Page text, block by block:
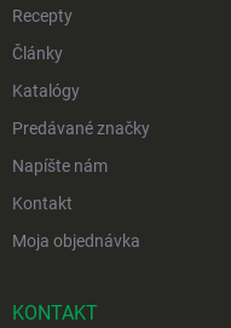
Recepty
Články
Katalógy
Predávané značky
Napíšte nám
Kontakt
Moja objednávka
KONTAKT